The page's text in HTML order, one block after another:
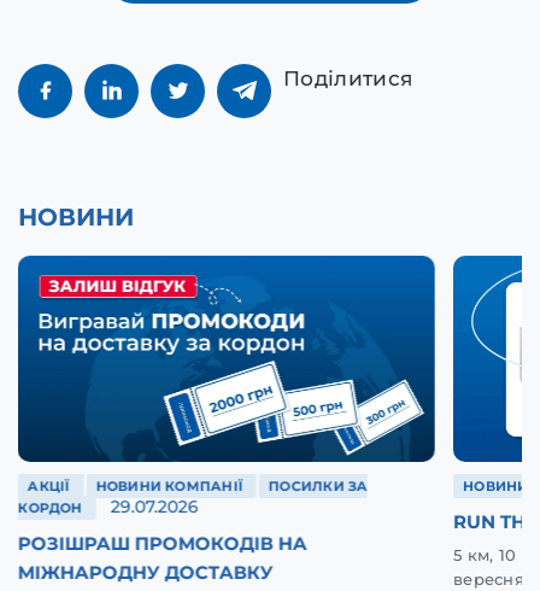
Поділитися
НОВИНИ
АКЦІЇ НОВИНИ КОМПАНІЇ
ПОСИЛКИ ЗА
КОРДОН
29.07.2026
РОЗІШРАШ ПРОМОКОДІВ НА
МІЖНАРОДНУ ДОСТАВКУ
НОВИНИ
RUN
5 км, 10
вересня